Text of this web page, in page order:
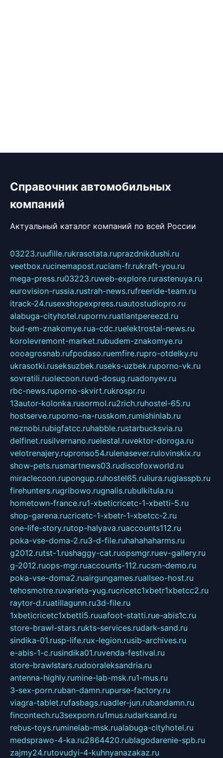
Справочник автомобильных
компаний
Актуальный каталог компаний по всей России
03223.ruufille.rukrasotata.ruprazdnikdushi.ru
veetbox.rucinemapost.ruciam-fr.rukraft-you.ru
mega-press.ru03223.ruweb-explore.rurastenuya.ru
eurovision-russia.rustrah-news.rufreeride-team.ru
itrack-24.rusexshopexpress.ruautostudiopro.ru
alabuga-cityhotel.rupornv.ruatlantpereezd.ru
bud-em-znakomye.rua-cdc.ruelektrostal-news.ru
korolevremont-market.rubudem-znakomye.ru
oooagrosnab.rufpodaso.ruemfire.rupro-otdelky.ru
ukrasotki.ruseksuzbek.ruseks-uzbek.ruporno-vk.ru
sovratili.ruolecoon.ruvd-dosug.ruadonyev.ru
rbc-news.ruporno-skvirt.rukrospr.ru
13autor-kolonka.rusormol.ru2rich.ruhostel-65.ru
hostserve.ruporno-na-russkom.rumishinlab.ru
neznobi.rubigfatcc.ruhabble.rustarbucksvia.ru
delfinet.rusilvernano.ruelestal.ruvektor-doroga.ru
velotrenajery.rupronso54.rulenasever.rulovinskix.ru
show-pets.rusmartnews03.rudiscofoxworld.ru
miraclecoon.rupongup.ruhostel65.ruliura.ruglasspb.ru
firehunters.rugribowo.rugnalis.rubulkitula.ru
hometown-france.ru1-xbeticricetc-1-xbetti-5.ru
shop-garena.rucricetc-1-xbetr-1-xbetcc-2.ru
one-life-story.rutop-halyava.ruaccounts112.ru
poka-vse-doma-2.ru3-d-file.ruhahahaharms.ru
g2012.rutst-1.rushaggy-cat.ruopsmgr.ruev-gallery.ru
g-2012.ruops-mgr.ruaccounts-112.rucsm-demo.ru
poka-vse-doma2.ruairgungames.ruallseo-host.ru
tehosmotre.ruvarieta-yug.rucricetc1xbetr1xbetcc2.ru
raytor-d.ruatillagunn.ru3d-file.ru
1xbeticricetc1xbetti5.ruuafoot-statti.rue-abis1c.ru
store-brawl-stars.rukts-services.rudark-sand.ru
sindika-01.rusp-life.rux-legion.rusib-archives.ru
e-abis-1-c.rusindika01.ruvenda-festival.ru
store-brawlstars.rudooraleksandria.ru
antenna-highly.rumine-lab-msk.ru1-mus.ru
3-sex-porn.ruban-damn.rupurse-factory.ru
viagra-tablet.rufasbags.ruadler-jun.rubandamn.ru
fincontech.ru3sexporn.ru1mus.rudarksand.ru
rebus-toys.ruminelab-msk.rualabuga-cityhotel.ru
medsprawo-4-ka.ru2864420.rublagodarenie-spb.ru
zajmy24.rutovudyi-4-kuhnyanazakaz.ru